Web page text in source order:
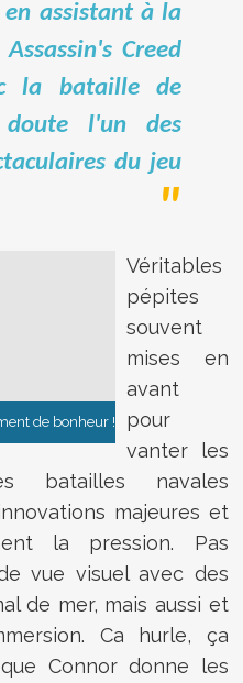
assistant à la
Creed
la bataille de
l'un des
du jeu
de bonheur !
Véritables
pépites
souvent
mises en
avant
pour
vanter les
batailles navales
majeures et
la pression. Pas
vue visuel avec des
de mer, mais aussi et
Ca hurle, ça
Connor donne les